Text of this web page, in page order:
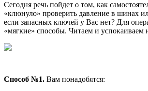
Сегодня речь пойдет о том, как
«клюнуло» проверить давление в шинах
если запасных ключей у Вас нет? Для
«мягкие» способы. Читаем и успокаиваем
Способ №1. Вам понадобятся: